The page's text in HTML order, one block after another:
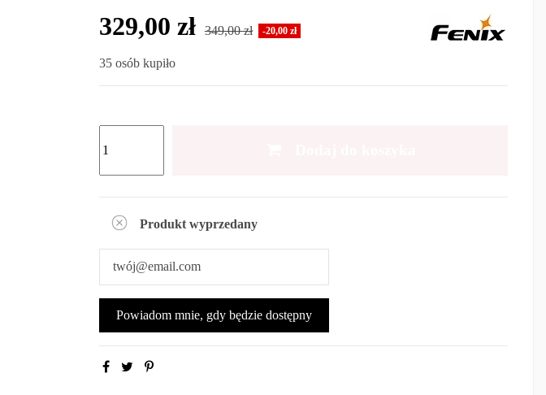
329,00 zł 349,00 zł -20,00 zł
35 osób kupiło
Produkt wyprzedany